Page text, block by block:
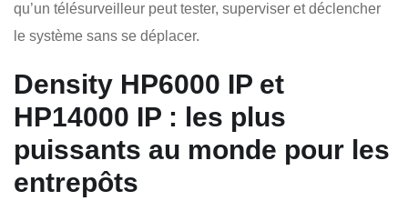
qu’un télésurveilleur peut tester, superviser et déclencher
le système sans se déplacer.
Density HP6000 IP et
HP14000 IP : les plus
puissants au monde pour les
entrepôts